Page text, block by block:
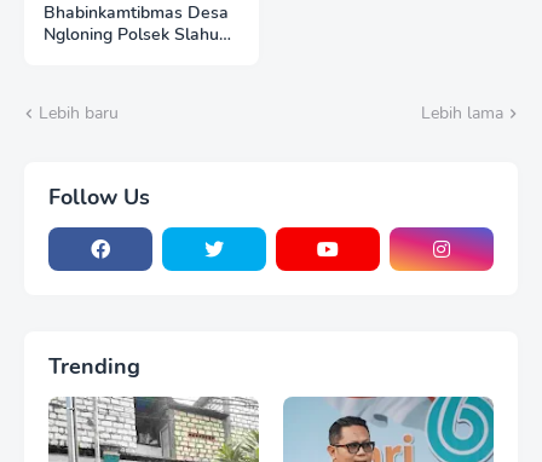
Bhabinkamtibmas Desa
Ngloning Polsek Slahung
Ketahanan Pangan
Lebih baru Lebih lama
Follow Us
Trending